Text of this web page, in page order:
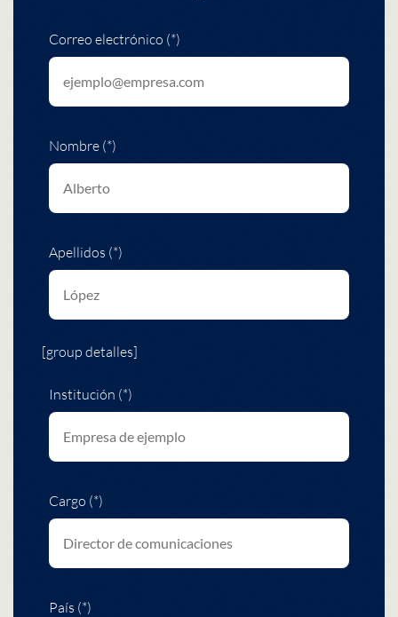
Correo electrónico (*)
Nombre (*)
Apellidos (*)
[group detalles]
Institución (*)
Cargo (*)
País (*)